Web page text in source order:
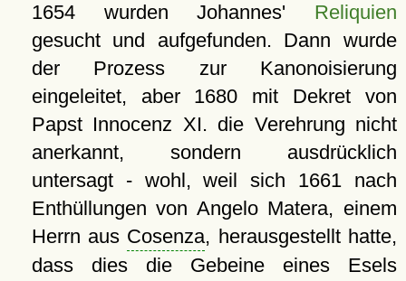
1654 wurden Johannes' Reliquien
gesucht und aufgefunden. Dann wurde
der Prozess zur Kanonoisierung
eingeleitet, aber 1680 mit Dekret von
Papst Innocenz XI. die Verehrung nicht
anerkannt, sondern ausdrücklich
untersagt - wohl, weil sich 1661 nach
Enthüllungen von Angelo Matera, einem
Herrn aus Cosenza, herausgestellt hatte,
dass dies die Gebeine eines Esels